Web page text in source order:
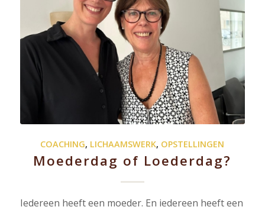
COACHING, LICHAAMSWERK, OPSTELLINGEN
Moederdag of Loederdag?
Iedereen heeft een moeder. En iedereen heeft een